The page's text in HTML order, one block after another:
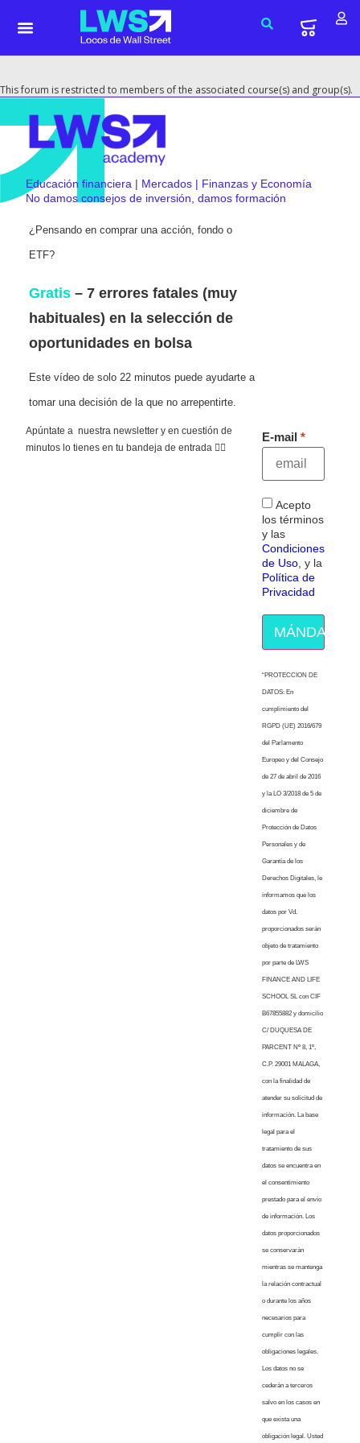
This forum is restricted to members of the associated course(s) and group(s).
Educación financiera | Mercados | Finanzas y Economía
No damos consejos de inversión, damos formación
¿Pensando en comprar una acción, fondo o
ETF?
Gratis – 7 errores fatales (muy
habituales) en la selección de
oportunidades en bolsa
Este vídeo de solo 22 minutos puede ayudarte a
tomar una decisión de la que no arrepentirte.
Apúntate a nuestra newsletter y en cuestión de
minutos lo tienes en tu bandeja de entrada 👇🏻
E-mail
Acepto
los términos
y las
Condiciones
de Uso, y la
Política de
Privacidad
MÁNDAME
“PROTECCION DE
DATOS: En
cumplimiento del
RGPD (UE) 2016/679
del Parlamento
Europeo y del Consejo
de 27 de abril de 2016
y la LO 3/2018 de 5 de
diciembre de
Protección de Datos
Personales y de
Garantía de los
Derechos Digitales, le
informamos que los
datos por Vd.
proporcionados serán
objeto de tratamiento
por parte de LWS
FINANCE AND LIFE
SCHOOL SL con CIF
B67855882 y domicilio
C/ DUQUESA DE
PARCENT Nº 8, 1º,
C.P. 29001 MALAGA,
con la finalidad de
atender su solicitud de
información. La base
legal para el
tratamiento de sus
datos se encuentra en
el consentimiento
prestado para el envío
de información. Los
datos proporcionados
se conservarán
mientras se mantenga
la relación contractual
o durante los años
necesarios para
cumplir con las
obligaciones legales.
Los datos no se
cederán a terceros
salvo en los casos en
que exista una
obligación legal. Usted